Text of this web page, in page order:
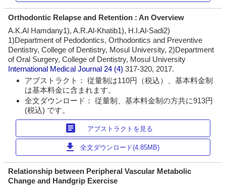
Orthodontic Relapse and Retention : An Overview
A.K.Al Hamdany1), A.R.Al-Khatib1), H.I.Al-Sadi2)
1)Department of Pedodontics, Orthodontics and Preventive
Dentistry, College of Dentistry, Mosul University, 2)Department
of Oral Surgery, College of Dentistry, Mosul University
International Medical Journal 24 (4)317-320, 2017.
アブストラクト： 従量制は110円（税込）、基本料金制
は基本料金に含まれます。
全文ダウンロード： 従量制、基本料金制の方共に913円
(税込) です。
article アブストラクトを見る
download 全文ダウンロード(4.85MB)
Relationship between Peripheral Vascular Metabolic
Change and Handgrip Exercise